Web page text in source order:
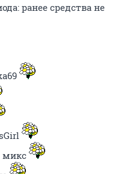
ранее средства не
микс